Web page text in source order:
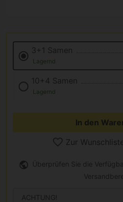
3+1 Samen
Lagernd
10+4 Samen
Lagernd
In den
Zur
Überprüfen Sie die
ACHTUNG!